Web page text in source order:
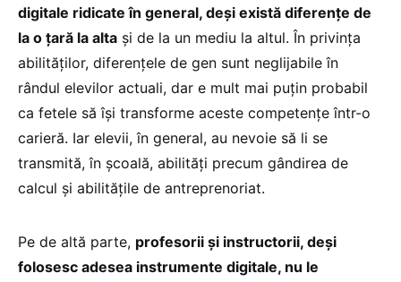
digitale ridicate în general, deși există diferențe de
la o țară la alta și de la un mediu la altul. În privința
abilităților, diferențele de gen sunt neglijabile în
rândul elevilor actuali, dar e mult mai puțin probabil
ca fetele să își transforme aceste competențe într-o
carieră. Iar elevii, în general, au nevoie să li se
transmită, în școală, abilități precum gândirea de
calcul și abilitățile de antreprenoriat.
Pe de altă parte, profesorii și instructorii, deși
folosesc adesea instrumente digitale, nu le